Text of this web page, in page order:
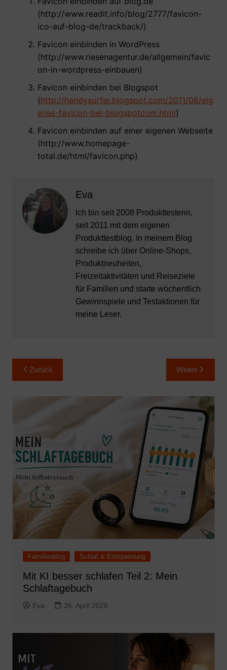
(http://www.readit.info/blog/2777/favicon-
ico-auf-blog-de/trackback/)
Favicon einbinden in WordPress
(http://www.riesenagentur.de/allgemein/favic
on-in-wordpress-einbauen)
Favicon einbinden bei Blogspot
(http://handysurfer.blogspot.com/2011/06/eig
enes-favicon-bei-blogspotcom.html)
Favicon einbinden auf einer eigenen Webseite
(http://www.homepage-
total.de/html/favicon.php)
Eva
Ich bin seit 2008 Produkttesterin,
seit 2011 mit dem eigenen
Produkttestblog. In meinem Blog
schreibe ich über Online-Shops,
Produktneuheiten,
Freizeitaktivitäten und Reiseziele
für Familien und starte wöchentlich
Gewinnspiele und Testaktionen für
meine Leser.
Beitragsnavigation
Zurück Weiter
Familienblog Schlaf & Entspannung
Mit KI besser schlafen Teil 2: Mein
Schlaftagebuch
Eva 26. April 2026